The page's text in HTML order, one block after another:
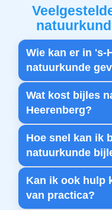
Wie kan er in 's-
natuurkunde
Wat kost bijles
Heerenberg?
Hoe snel kan ik
natuurkunde
Kan ik ook hulp
van practica?